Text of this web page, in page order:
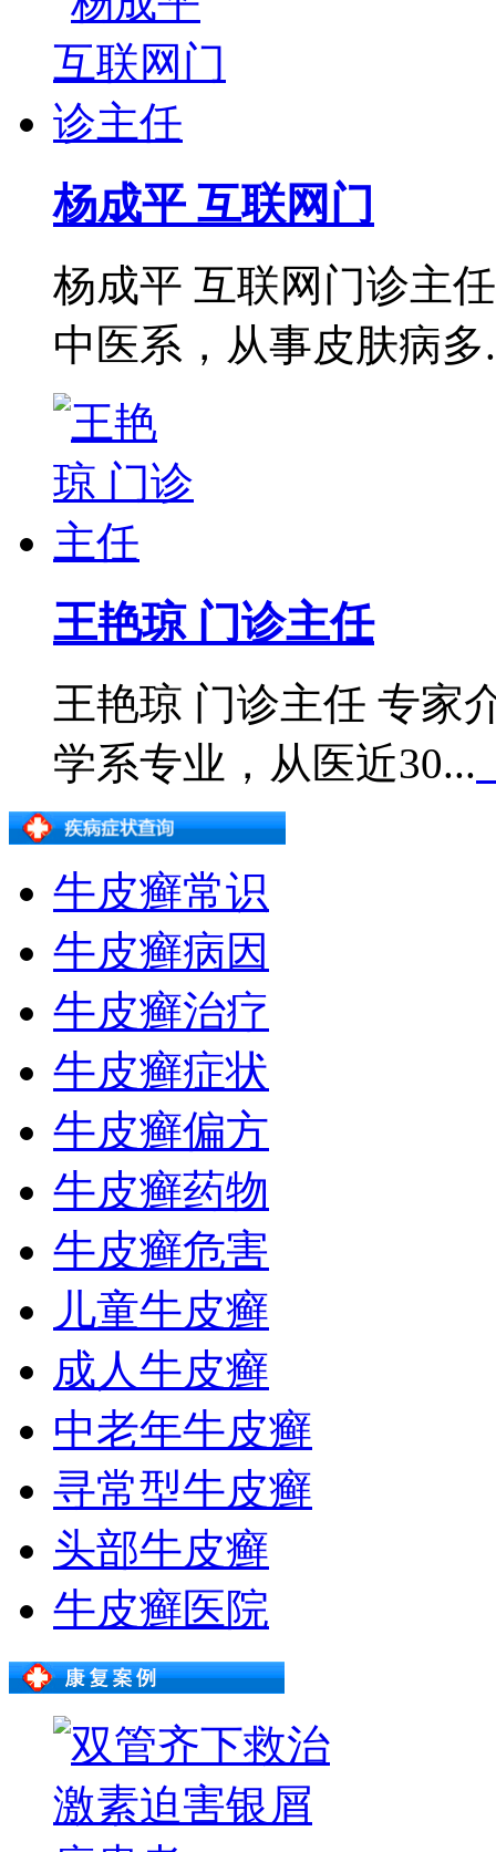
杨成平 互联网门
杨成平 互联网门诊主
中医系，从事皮肤病多
王艳琼 门诊主任
王艳琼 门诊主任 专家
学系专业，从医近30...
牛皮癣常识
牛皮癣病因
牛皮癣治疗
牛皮癣症状
牛皮癣偏方
牛皮癣药物
牛皮癣危害
儿童牛皮癣
成人牛皮癣
中老年牛皮癣
寻常型牛皮癣
头部牛皮癣
牛皮癣医院